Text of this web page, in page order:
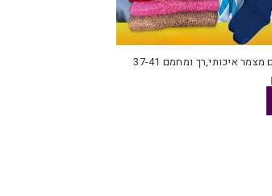
מצמר איכותי,רך ומחמם 37-41